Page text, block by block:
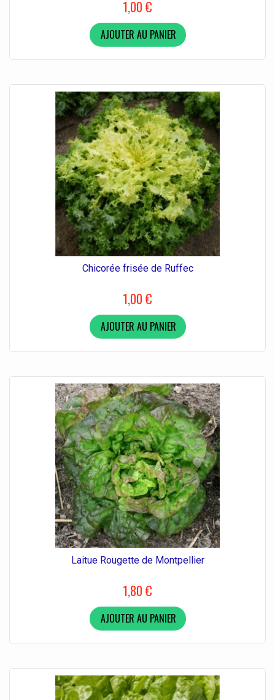
1,00 €
AJOUTER AU PANIER
Chicorée frisée de Ruffec
1,00 €
AJOUTER AU PANIER
Laitue Rougette de Montpellier
1,80 €
AJOUTER AU PANIER